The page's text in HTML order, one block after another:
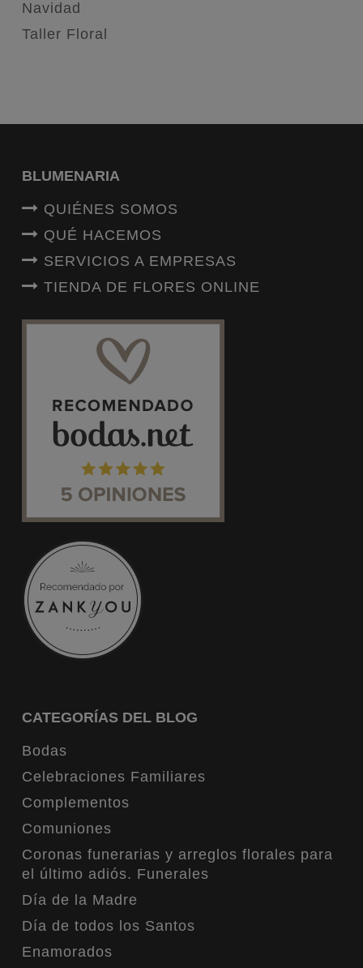
Navidad
Taller Floral
BLUMENARIA
QUIÉNES SOMOS
QUÉ HACEMOS
SERVICIOS A EMPRESAS
TIENDA DE FLORES ONLINE
CATEGORÍAS DEL BLOG
Bodas
Celebraciones Familiares
Complementos
Comuniones
Coronas funerarias y arreglos florales para
el último adiós. Funerales
Día de la Madre
Día de todos los Santos
Enamorados